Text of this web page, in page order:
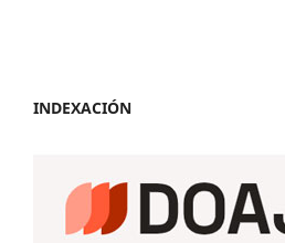
INDEXACIÓN